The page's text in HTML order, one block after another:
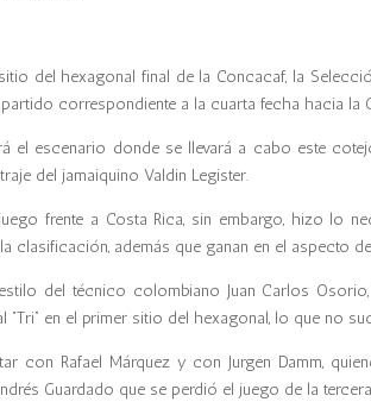
del hexagonal final de la Concacaf, la
correspondiente a la cuarta fecha hacia la
el escenario donde se llevará a cabo este
del jamaiquino Valdin Legister.
frente a Costa Rica, sin embargo, hizo lo
clasificación, además que ganan en el aspecto
del técnico colombiano Juan Carlos
en el primer sitio del hexagonal, lo que no
con Rafael Márquez y con Jurgen Damm,
Guardado que se perdió el juego de la